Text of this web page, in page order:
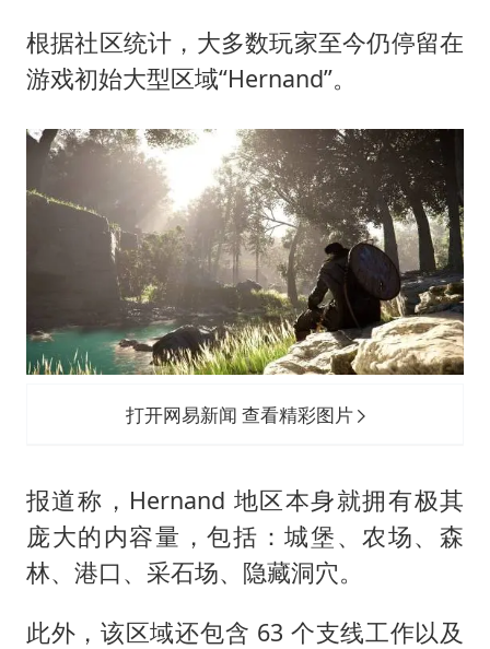
如何把百年大党建设得更加坚强有力
41岁女子为鼓励女儿考上985研究生
总书记关心百姓身边这些民生大事
根据社区统计，大多数玩家至今仍停留在
游戏初始大型区域“Hernand”。
打开网易新闻 查看精彩图片
报道称，Hernand 地区本身就拥有极其
庞大的内容量，包括：城堡、农场、森
林、港口、采石场、隐藏洞穴。
此外，该区域还包含 63 个支线工作以及